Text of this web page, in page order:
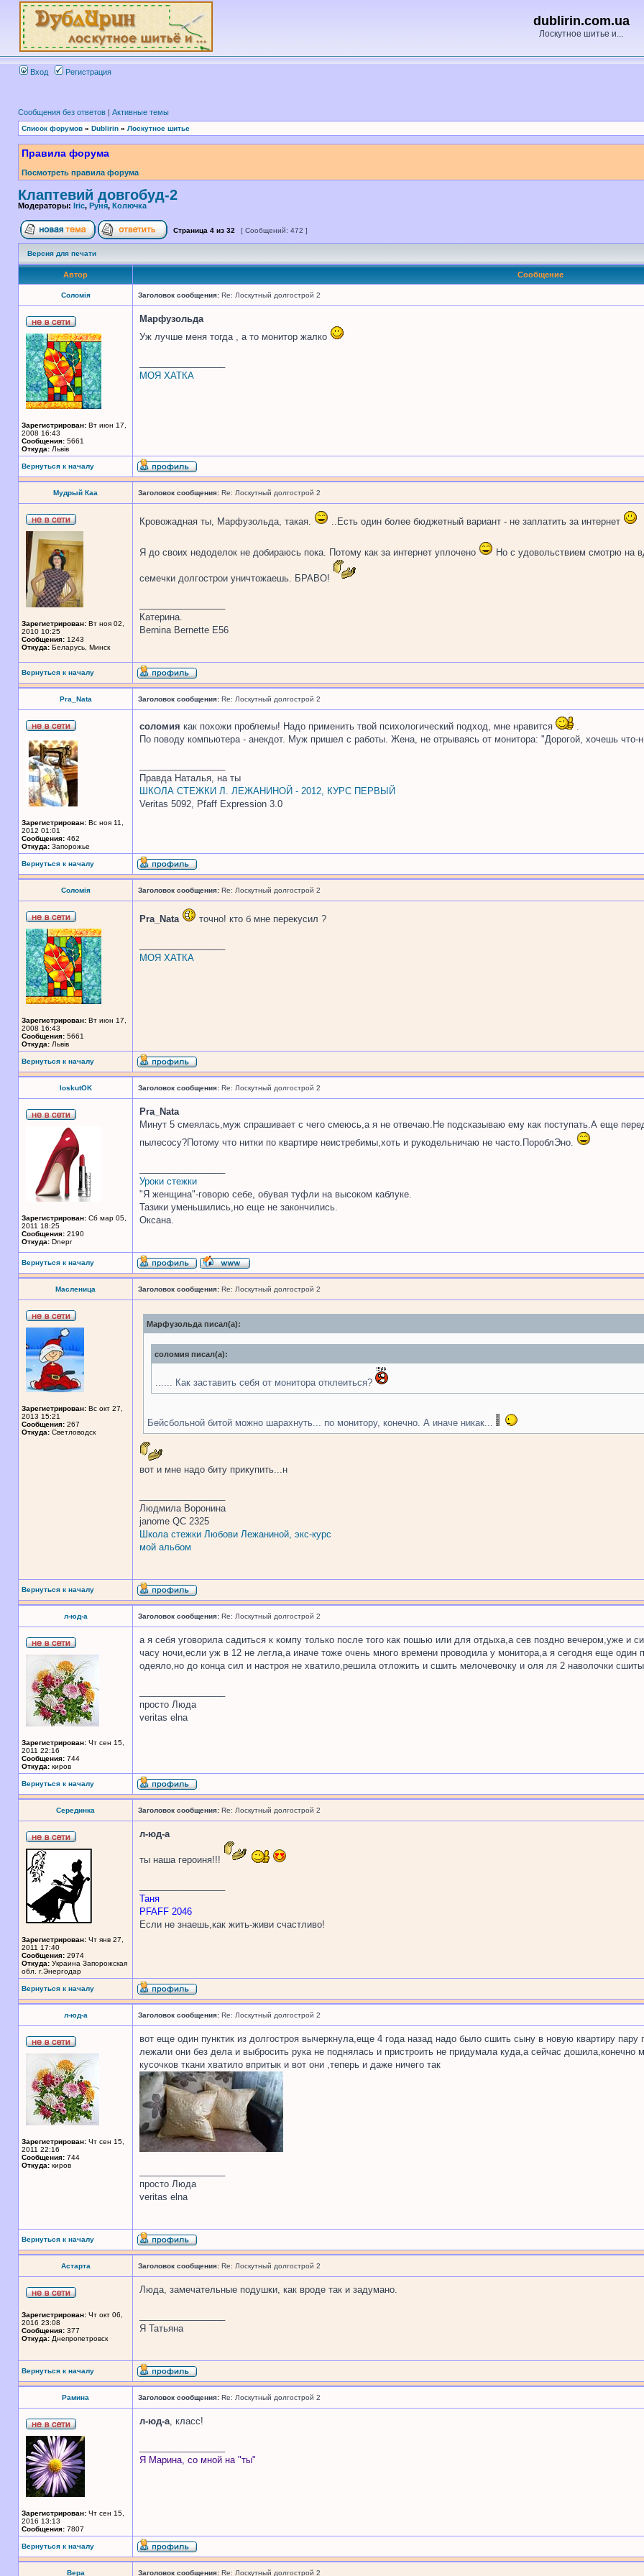
dublirin.com.ua
Лоскутное шитье и...
Вход Регистрация
Сообщения без ответов | Активные темы
Список форумов » Dublirin » Лоскутное шитье
Правила форума
Посмотреть правила форума
Клаптевий довгобуд-2
Модераторы: Iric, Руня, Колючка
Страница 4 из 32 [ Сообщений: 472 ]
Версия для печати
Автор Сообщение
Соломія Заголовок сообщения: Re: Лоскутный долгострой 2
Зарегистрирован: Вт июн 17,
2008 16:43
Сообщения: 5661
Откуда: Львів
Марфузольда
Уж лучше меня тогда , а то монитор жалко
МОЯ ХАТКА
Вернуться к началу
Мудрый Каа Заголовок сообщения: Re: Лоскутный долгострой 2
Зарегистрирован: Вт ноя 02,
2010 10:25
Сообщения: 1243
Откуда: Беларусь, Минск
Кровожадная ты, Марфузольда, такая. ..Есть один более бюджетный вариант - не заплатить за интернет
Я до своих недоделок не добираюсь пока. Потому как за интернет уплочено Но с удовольствием смотрю на
семечки долгострои уничтожаешь. БРАВО!
Катерина.
Bernina Bernette E56
Вернуться к началу
Pra_Nata Заголовок сообщения: Re: Лоскутный долгострой 2
Зарегистрирован: Вс ноя 11,
2012 01:01
Сообщения: 462
Откуда: Запорожье
соломия как похожи проблемы! Надо применить твой психологический подход, мне нравится
.
По поводу компьютера - анекдот. Муж пришел с работы. Жена, не отрываясь от монитора: "Дорогой, хочешь что-
Правда Наталья, на ты
ШКОЛА СТЕЖКИ Л. ЛЕЖАНИНОЙ - 2012, КУРС ПЕРВЫЙ
Veritas 5092, Pfaff Expression 3.0
Вернуться к началу
Соломія Заголовок сообщения: Re: Лоскутный долгострой 2
Зарегистрирован: Вт июн 17,
2008 16:43
Сообщения: 5661
Откуда: Львів
Pra_Nata точно! кто б мне перекусил ?
МОЯ ХАТКА
Вернуться к началу
loskutOK Заголовок сообщения: Re: Лоскутный долгострой 2
Зарегистрирован: Сб мар 05,
2011 18:25
Сообщения: 2190
Откуда: Dnepr
Pra_Nata
Минут 5 смеялась,муж спрашивает с чего смеюсь,а я не отвечаю.Не подсказываю ему как поступать.А еще
пылесосу?Потому что нитки по квартире неистребимы,хоть и рукодельничаю не часто.ПороблЭно.
Уроки стежки
"Я женщина"-говорю себе, обувая туфли на высоком каблуке.
Тазики уменьшились,но еще не закончились.
Оксана.
Вернуться к началу
Масленица Заголовок сообщения: Re: Лоскутный долгострой 2
Зарегистрирован: Вс окт 27,
2013 15:21
Сообщения: 267
Откуда: Светловодск
Марфузольда писал(а):
соломия писал(а):
...... Как заставить себя от монитора отклеиться?
Бейсбольной битой можно шарахнуть... по монитору, конечно. А иначе никак...
вот и мне надо биту прикупить...н
Людмила Воронина
janome QC 2325
Школа стежки Любови Лежаниной, экс-курс
мой альбом
Вернуться к началу
л-юд-а Заголовок сообщения: Re: Лоскутный долгострой 2
Зарегистрирован: Чт сен 15,
2011 22:16
Сообщения: 744
Откуда: киров
а я себя уговорила садиться к компу только после того как пошью или для отдыха,а сев поздно вечером,уже и
часу ночи,если уж в 12 не легла,а иначе тоже очень много времени проводила у монитора,а я сегодня еще один
одеяло,но до конца сил и настроя не хватило,решила отложить и сшить мелочевочку и оля ля 2 наволочки
просто Люда
veritas elna
Вернуться к началу
Серединка Заголовок сообщения: Re: Лоскутный долгострой 2
Зарегистрирован: Чт янв 27,
2011 17:40
Сообщения: 2974
Откуда: Украина Запорожская
обл. г.Энергодар
л-юд-а
ты наша героиня!!!
Таня
PFAFF 2046
Если не знаешь,как жить-живи счастливо!
Вернуться к началу
л-юд-а Заголовок сообщения: Re: Лоскутный долгострой 2
Зарегистрирован: Чт сен 15,
2011 22:16
Сообщения: 744
Откуда: киров
вот еще один пунктик из долгостроя вычеркнула,еще 4 года назад надо было сшить сыну в новую квартиру
лежали они без дела и выбросить рука не поднялась и пристроить не придумала куда,а сейчас
кусочков ткани хватило впритык и вот они ,теперь и даже ничего так
просто Люда
veritas elna
Вернуться к началу
Астарта Заголовок сообщения: Re: Лоскутный долгострой 2
Зарегистрирован: Чт окт 06,
2016 23:08
Сообщения: 377
Откуда: Днепропетровск
Люда, замечательные подушки, как вроде так и задумано.
Я Татьяна
Вернуться к началу
Рамина Заголовок сообщения: Re: Лоскутный долгострой 2
Зарегистрирован: Чт сен 15,
2016 13:13
Сообщения: 7807
л-юд-а, класс!
Я Марина, со мной на "ты"
Вернуться к началу
Вера Заголовок сообщения: Re: Лоскутный долгострой 2